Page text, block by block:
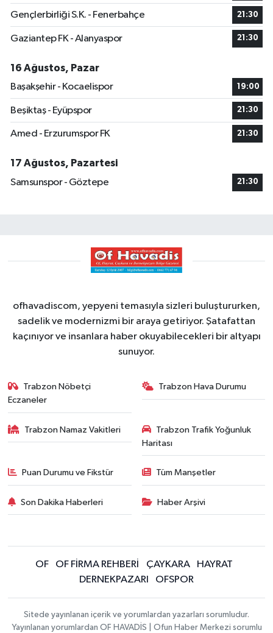
Gençlerbirliği S.K. - Fenerbahçe 21:30
Gaziantep FK - Alanyaspor 21:30
16 Ağustos, Pazar
Başakşehir - Kocaelispor
19:00
Beşiktaş - Eyüpspor 21:30
Amed - Erzurumspor FK 21:30
17 Ağustos, Pazartesi
Samsunspor - Göztepe
21:30
ofhavadiscom, yepyeni temasıyla sizleri buluştururken,
sadelik ve modernizmi bir araya getiriyor. Şatafattan
kaçınıyor ve insanlara haber okuyabilecekleri bir altyapı
sunuyor.
Trabzon Nöbetçi
Eczaneler
Trabzon Hava Durumu
Trabzon Namaz Vakitleri
Trabzon Trafik Yoğunluk
Haritası
Puan Durumu ve Fikstür Tüm Manşetler
Son Dakika Haberleri Haber Arşivi
OF OF FİRMA REHBERİ ÇAYKARA
HAYRAT
DERNEKPAZARI
OFSPOR
Sitede yayınlanan içerik ve yorumlardan yazarları sorumludur.
Yayınlanan yorumlardan OF HAVADİS | Ofun Haber Merkezi sorumlu